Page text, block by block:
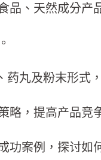
品、天然成分产
药丸及粉末形式
，提高产品竞
功案例，探讨如